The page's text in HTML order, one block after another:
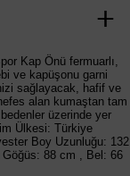
Kap Önü fermuarlı,
ve kapüşonu garni
sağlayacak, hafif ve
alan kumaştan tam
üzerinde yer
Ülkesi: Türkiye
Boy Uzunluğu: 132
88 cm , Bel: 66